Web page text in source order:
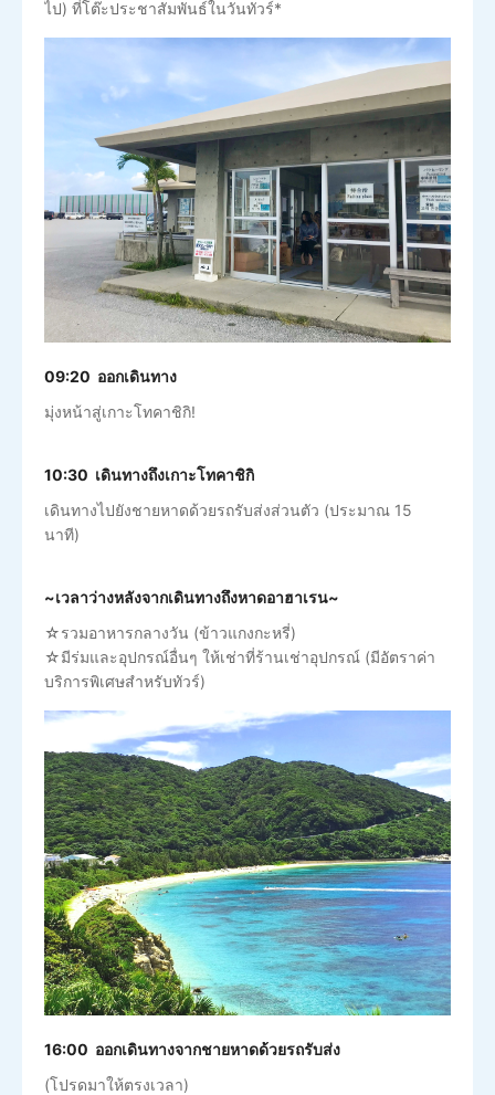
ไป) ที่โต๊ะประชาสัมพันธ์ในวันทัวร์*
09:20 ออกเดินทาง
มุ่งหน้าสู่เกาะโทคาชิกิ!
10:30 เดินทางถึงเกาะโทคาชิกิ
เดินทางไปยังชายหาดด้วยรถรับส่งส่วนตัว (ประมาณ 15
นาที)
~เวลาว่างหลังจากเดินทางถึงหาดอาฮาเรน~
☆รวมอาหารกลางวัน (ข้าวแกงกะหรี่)
☆มีร่มและอุปกรณ์อื่นๆ ให้เช่าที่ร้านเช่าอุปกรณ์ (มีอัตราค่า
บริการพิเศษสำหรับทัวร์)
16:00 ออกเดินทางจากชายหาดด้วยรถรับส่ง
(โปรดมาให้ตรงเวลา)